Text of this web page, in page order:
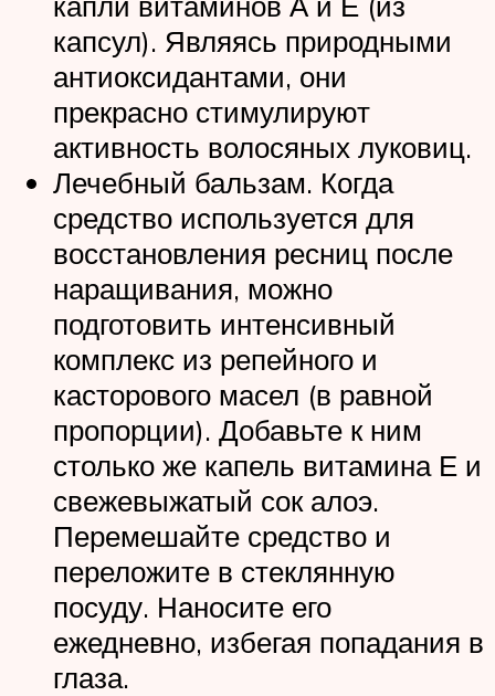
капсул). Являясь природными
антиоксидантами, они
прекрасно стимулируют
активность волосяных луковиц.
Лечебный бальзам. Когда
средство используется для
восстановления ресниц после
наращивания, можно
подготовить интенсивный
комплекс из репейного и
касторового масел (в равной
пропорции). Добавьте к ним
столько же капель витамина Е и
свежевыжатый сок алоэ.
Перемешайте средство и
переложите в стеклянную
посуду. Наносите его
ежедневно, избегая попадания в
глаза.